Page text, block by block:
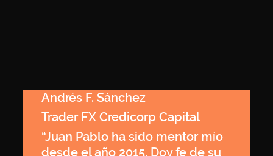
Andrés F. Sánchez
Trader FX Credicorp Capital
“Juan Pablo ha sido mentor mío
desde el año 2015. Doy fe de su